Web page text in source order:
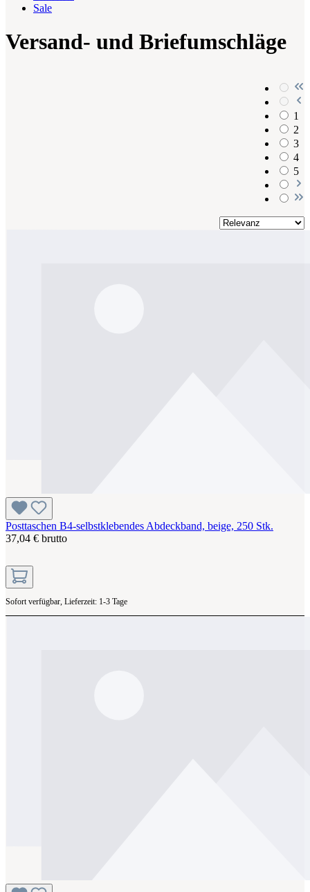
Sale
Versand- und Briefumschläge
1
2
3
4
5
Posttaschen B4-selbstklebendes Abdeckband, beige, 250 Stk.
37,04 € brutto
Sofort verfügbar, Lieferzeit: 1-3 Tage